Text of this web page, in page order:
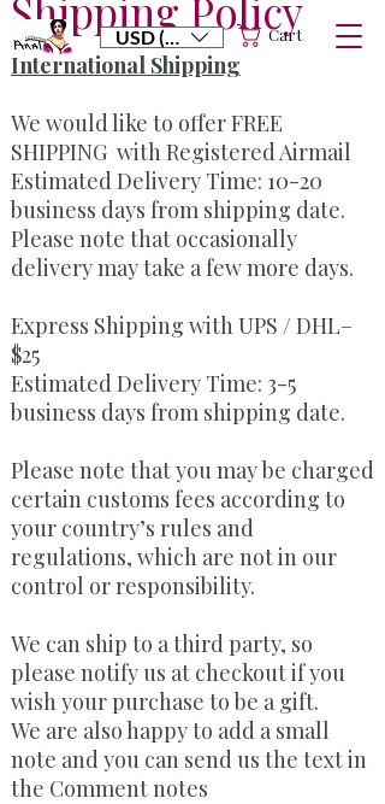
USD ($) Cart
Shipping Policy
International Shipping
We would like to offer FREE
SHIPPING with Registered Airmail
Estimated Delivery Time: 10-20
business days from shipping date.
Please note that occasionally
delivery may take a few more days.
Express Shipping with UPS / DHL–
$25
Estimated Delivery Time: 3-5
business days from shipping date.
Please note that you may be charged
certain customs fees according to
your country’s rules and
regulations, which are not in our
control or responsibility.
We can ship to a third party, so
please notify us at checkout if you
wish your purchase to be a gift.
We are also happy to add a small
note and you can send us the text in
the Comment notes